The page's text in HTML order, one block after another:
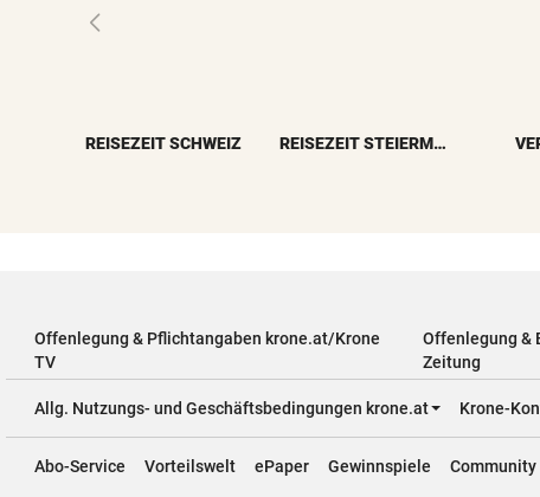
REISEZEIT SCHWEIZ REISEZEIT STEIERMARK
Offenlegung & Pflichtangaben krone.at/Krone
TV
Offenlegung &
Zeitung
Allg. Nutzungs- und Geschäftsbedingungen krone.at Krone-
Abo-Service Vorteilswelt ePaper Gewinnspiele Community